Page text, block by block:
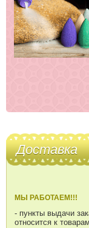
Доставка
МЫ РАБОТАЕМ!!!
- пункты выдачи
относится к